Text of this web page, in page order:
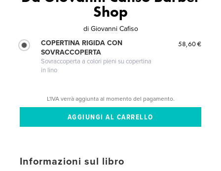
Shop
di Giovanni Cafiso
COPERTINA RIGIDA CON
SOVRACCOPERTA
Sovraccoperta a colori pieni su copertina
in lino
58,60 €
L'IVA verrà aggiunta al momento del pagamento.
Informazioni sul libro